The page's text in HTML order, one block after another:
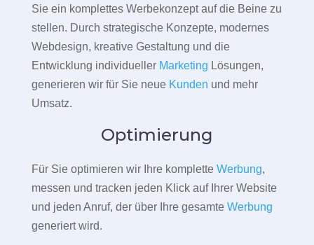
Sie ein komplettes Werbekonzept auf die Beine zu
stellen. Durch strategische Konzepte, modernes
Webdesign, kreative Gestaltung und die
Entwicklung individueller Marketing Lösungen,
generieren wir für Sie neue Kunden und mehr
Umsatz.
Optimierung
Für Sie optimieren wir Ihre komplette Werbung,
messen und tracken jeden Klick auf Ihrer Website
und jeden Anruf, der über Ihre gesamte Werbung
generiert wird.